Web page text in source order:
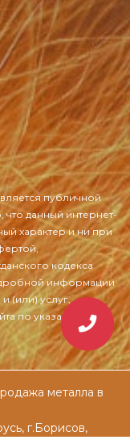
металла в
г.Борисов,